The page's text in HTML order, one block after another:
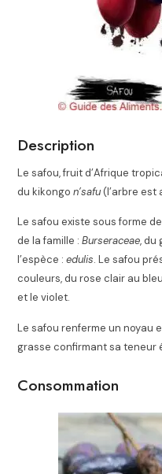
Description
Le safou, fruit d’Afrique
du kikongon’safu(l’arbre est
Le safou existe sous forme
de la famille :Burseraceae, du
l’espèce :edulis. Le safou
couleurs, du rose clair au
et le violet.
Le safou renferme un noyau
grasse confirmant sa teneur
Consommation